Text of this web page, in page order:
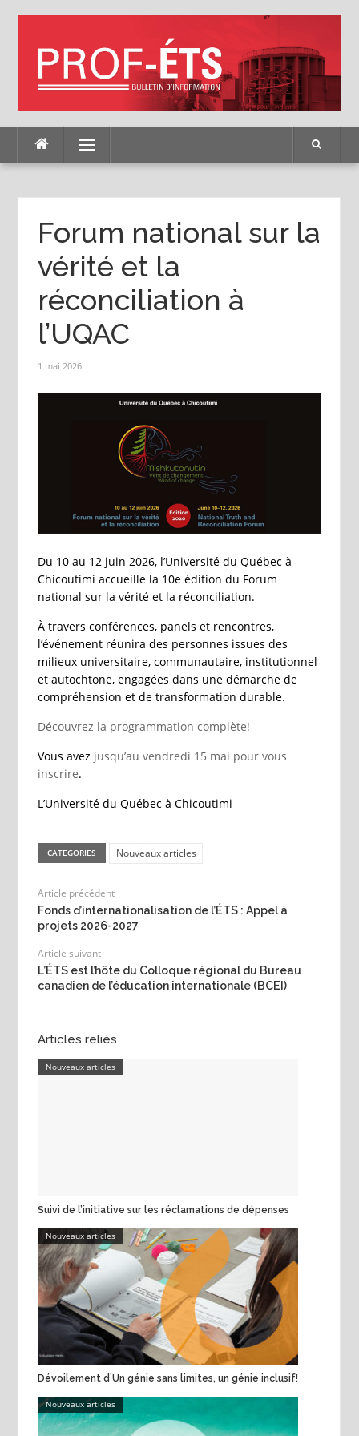
Menu
Forum national sur la
vérité et la
réconciliation à
l’UQAC
1 mai 2026
Du 10 au 12 juin 2026, l’Université du Québec à
Chicoutimi accueille la 10e édition du Forum
national sur la vérité et la réconciliation.
À travers conférences, panels et rencontres,
l’événement réunira des personnes issues des
milieux universitaire, communautaire, institutionnel
et autochtone, engagées dans une démarche de
compréhension et de transformation durable.
Découvrez la programmation complète!
Vous avez jusqu’au vendredi 15 mai pour vous
inscrire.
L’Université du Québec à Chicoutimi
CATEGORIES Nouveaux articles
Article précédent
Fonds d’internationalisation de l’ÉTS : Appel à
projets 2026-2027
Article suivant
L’ÉTS est l’hôte du Colloque régional du Bureau
canadien de l’éducation internationale (BCEI)
Articles reliés
Nouveaux articles
Suivi de l’initiative sur les réclamations de dépenses
Nouveaux articles
Dévoilement d’Un génie sans limites, un génie inclusif!
Nouveaux articles